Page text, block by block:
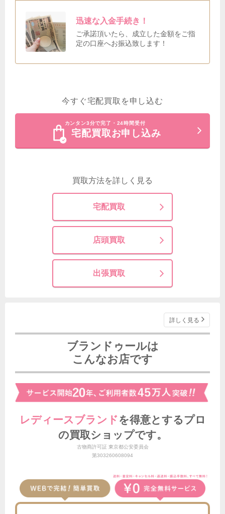
迅速な入金手続き！
ご承諾頂いたら、成立した金額をご指
定の口座へお振込致します！
今すぐ宅配買取を申し込む
カンタン3分で完了・24時間受付
宅配買取お申し込み
買取方法を詳しく見る
宅配買取
店頭買取
出張買取
詳しく見る
ブランドゥールは
こんなお店です
レディースブランド を得意とする プロ
の買取ショップです。
古物商許可証 東京都公安委員会
第303260608094